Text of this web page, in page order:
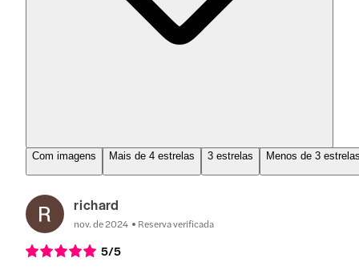
Com imagens Mais de 4 estrelas 3 estrelas Menos de 3
richard
nov. de 2024 Reserva verificada
5/5